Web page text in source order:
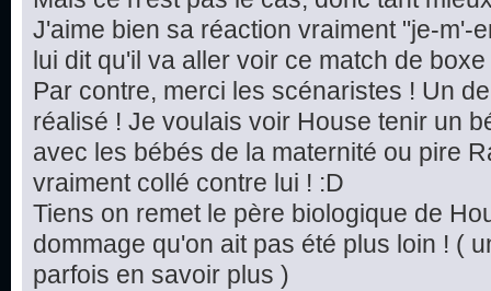
J'aime bien sa réaction vraiment "je-m'-
lui dit qu'il va aller voir ce match de boxe
Par contre, merci les scénaristes ! Un
réalisé ! Je voulais voir House tenir un
avec les bébés de la maternité ou pire
vraiment collé contre lui ! :D
Tiens on remet le père biologique de
dommage qu'on ait pas été plus loin ! (
parfois en savoir plus )